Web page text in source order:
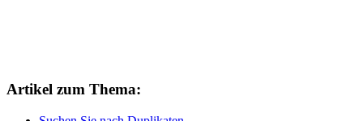
Artikel zum Thema: